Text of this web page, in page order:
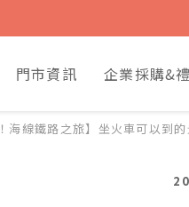
門市資訊 企業採購&
！海線鐵路之旅】坐火車可以到